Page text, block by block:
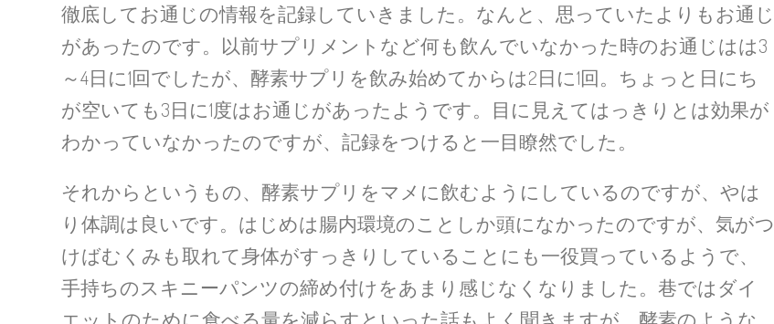
徹底してお通じの情報を記録していきました。なんと、思っていたよりもお通じ
があったのです。以前サプリメントなど何も飲んでいなかった時のお通じはは3
～4日に1回でしたが、酵素サプリを飲み始めてからは2日に1回。ちょっと日にち
が空いても3日に1度はお通じがあったようです。目に見えてはっきりとは効果が
わかっていなかったのですが、記録をつけると一目瞭然でした。
それからというもの、酵素サプリをマメに飲むようにしているのですが、やは
り体調は良いです。はじめは腸内環境のことしか頭になかったのですが、気がつ
けばむくみも取れて身体がすっきりしていることにも一役買っているようで、
手持ちのスキニーパンツの締め付けをあまり感じなくなりました。巷ではダイ